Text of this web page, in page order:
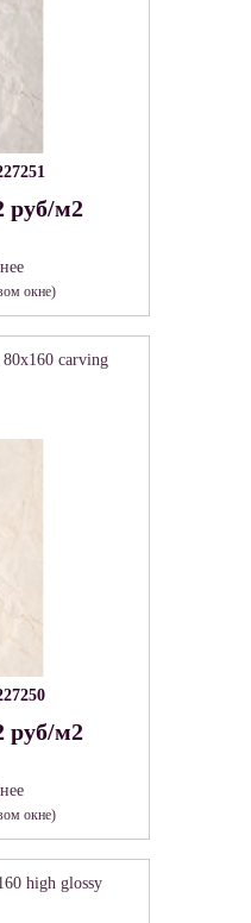
руб/м2
окне)
carving
руб/м2
окне)
high glossy